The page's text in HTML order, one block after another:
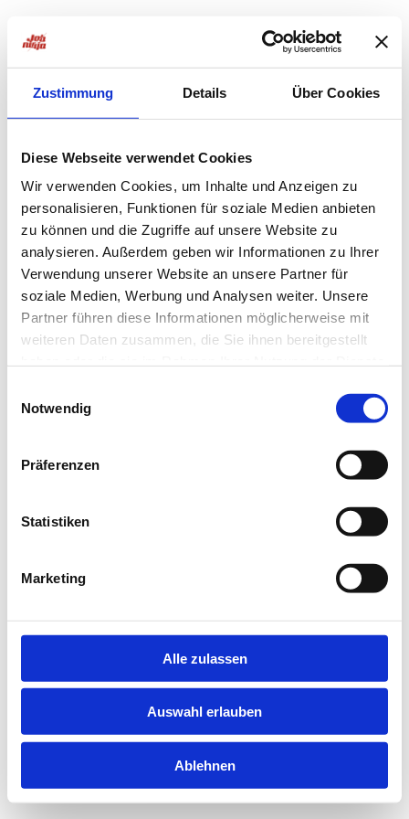
Zustimmung Details Über Cookies
Diese Webseite verwendet Cookies
Wir verwenden Cookies, um Inhalte und Anzeigen zu
personalisieren, Funktionen für soziale Medien anbieten
zu können und die Zugriffe auf unsere Website zu
analysieren. Außerdem geben wir Informationen zu Ihrer
Verwendung unserer Website an unsere Partner für
soziale Medien, Werbung und Analysen weiter. Unsere
Partner führen diese Informationen möglicherweise mit
weiteren Daten zusammen, die Sie ihnen bereitgestellt
Notwendig
Präferenzen
Statistiken
Marketing
Alle zulassen
Auswahl erlauben
Ablehnen
loadingjobninja.com
for more